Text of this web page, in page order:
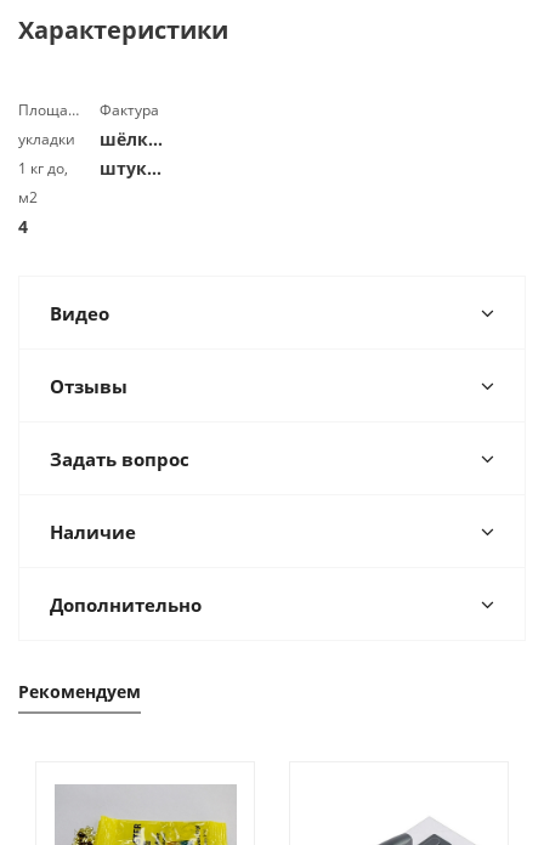
Характеристики
Площадь
укладки
1 кг до,
м2
4
Фактура
шёлковая
штукатурка
Видео
Отзывы
Задать вопрос
Наличие
Дополнительно
Рекомендуем